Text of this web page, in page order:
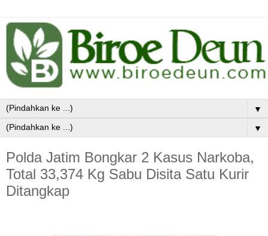
▼
▼
Polda Jatim Bongkar 2 Kasus Narkoba,
Total 33,374 Kg Sabu Disita Satu Kurir
Ditangkap